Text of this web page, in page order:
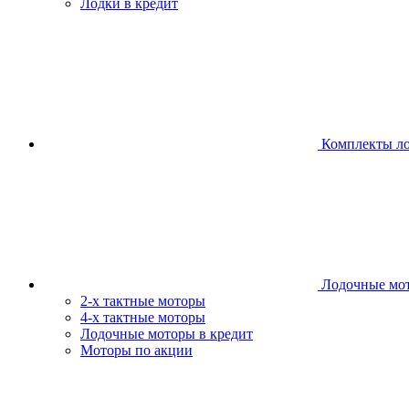
Комплекты
Лодочные
2-х тактные моторы
4-х тактные моторы
Лодочные моторы в кредит
Моторы по акции